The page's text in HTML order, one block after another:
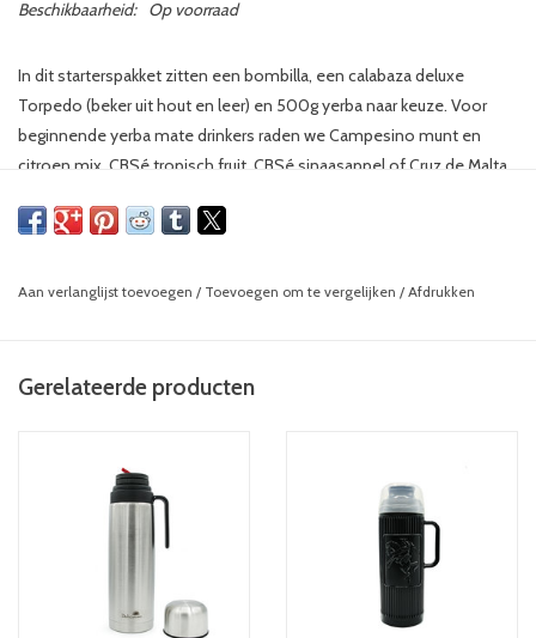
Beschikbaarheid: Op voorraad
In dit starterspakket zitten een bombilla, een calabaza deluxe
Torpedo (beker uit hout en leer) en 500g yerba naar keuze. Voor
beginnende yerba mate drinkers raden we Campesino munt en
citroen mix, CBSé tropisch fruit, CBSé sinaasappel of Cruz de Malta
resultaten om aan de typsiche yerba mate smaak te wennen. Beetje
mate makkelijker gewoon.
Aan verlanglijst toevoegen / Toevoegen om te vergelijken / Afdrukken
Gerelateerde producten